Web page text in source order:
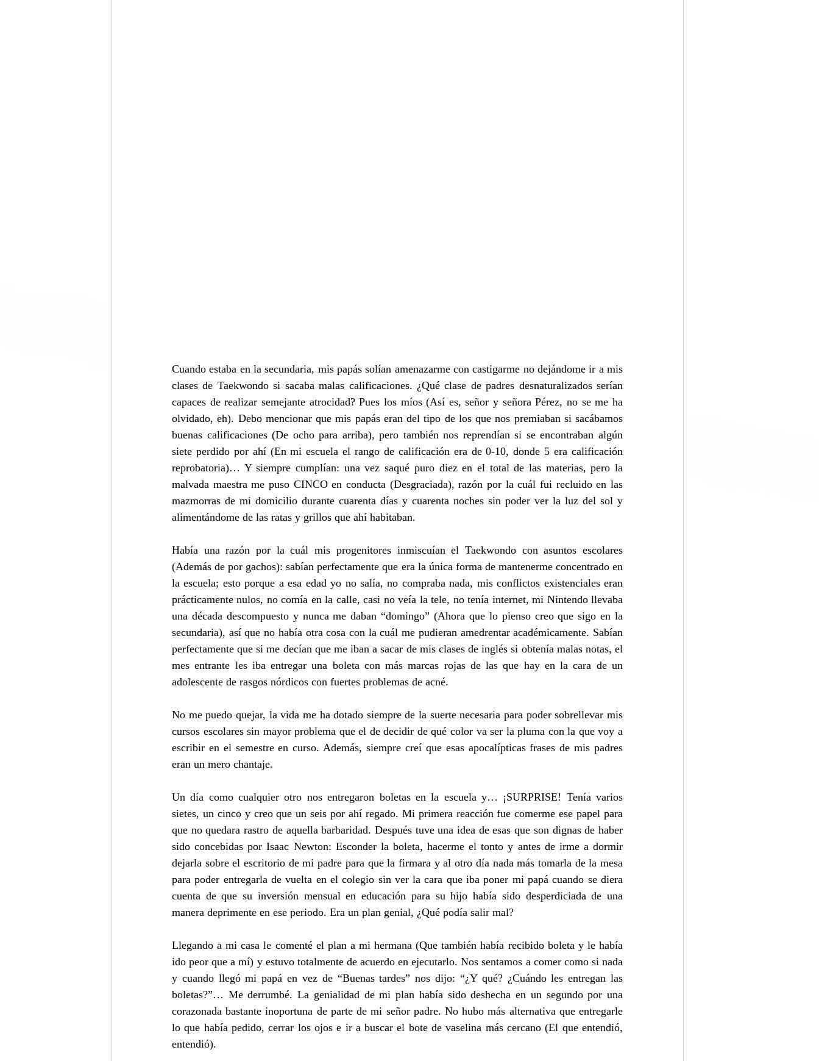
Cuando estaba en la secundaria, mis papás solían amenazarme con castigarme no dejándome ir a mis
clases de Taekwondo si sacaba malas calificaciones. ¿Qué clase de padres desnaturalizados serían
capaces de realizar semejante atrocidad? Pues los míos (Así es, señor y señora Pérez, no se me ha
olvidado, eh). Debo mencionar que mis papás eran del tipo de los que nos premiaban si sacábamos
buenas calificaciones (De ocho para arriba), pero también nos reprendían si se encontraban algún
siete perdido por ahí (En mi escuela el rango de calificación era de 0-10, donde 5 era calificación
reprobatoria)… Y siempre cumplían: una vez saqué puro diez en el total de las materias, pero la
malvada maestra me puso CINCO en conducta (Desgraciada), razón por la cuál fui recluido en las
mazmorras de mi domicilio durante cuarenta días y cuarenta noches sin poder ver la luz del sol y
alimentándome de las ratas y grillos que ahí habitaban.
Había una razón por la cuál mis progenitores inmiscuían el Taekwondo con asuntos escolares
(Además de por gachos): sabían perfectamente que era la única forma de mantenerme concentrado en
la escuela; esto porque a esa edad yo no salía, no compraba nada, mis conflictos existenciales eran
prácticamente nulos, no comía en la calle, casi no veía la tele, no tenía internet, mi Nintendo llevaba
una década descompuesto y nunca me daban “domingo” (Ahora que lo pienso creo que sigo en la
secundaria), así que no había otra cosa con la cuál me pudieran amedrentar académicamente. Sabían
perfectamente que si me decían que me iban a sacar de mis clases de inglés si obtenía malas notas, el
mes entrante les iba entregar una boleta con más marcas rojas de las que hay en la cara de un
adolescente de rasgos nórdicos con fuertes problemas de acné.
No me puedo quejar, la vida me ha dotado siempre de la suerte necesaria para poder sobrellevar mis
cursos escolares sin mayor problema que el de decidir de qué color va ser la pluma con la que voy a
escribir en el semestre en curso. Además, siempre creí que esas apocalípticas frases de mis padres
eran un mero chantaje.
Un día como cualquier otro nos entregaron boletas en la escuela y… ¡SURPRISE! Tenía varios
sietes, un cinco y creo que un seis por ahí regado. Mi primera reacción fue comerme ese papel para
que no quedara rastro de aquella barbaridad. Después tuve una idea de esas que son dignas de haber
sido concebidas por Isaac Newton: Esconder la boleta, hacerme el tonto y antes de irme a dormir
dejarla sobre el escritorio de mi padre para que la firmara y al otro día nada más tomarla de la mesa
para poder entregarla de vuelta en el colegio sin ver la cara que iba poner mi papá cuando se diera
cuenta de que su inversión mensual en educación para su hijo había sido desperdiciada de una
manera deprimente en ese periodo. Era un plan genial, ¿Qué podía salir mal?
Llegando a mi casa le comenté el plan a mi hermana (Que también había recibido boleta y le había
ido peor que a mí) y estuvo totalmente de acuerdo en ejecutarlo. Nos sentamos a comer como si nada
y cuando llegó mi papá en vez de “Buenas tardes” nos dijo: “¿Y qué? ¿Cuándo les entregan las
boletas?”… Me derrumbé. La genialidad de mi plan había sido deshecha en un segundo por una
corazonada bastante inoportuna de parte de mi señor padre. No hubo más alternativa que entregarle
lo que había pedido, cerrar los ojos e ir a buscar el bote de vaselina más cercano (El que entendió,
entendió).